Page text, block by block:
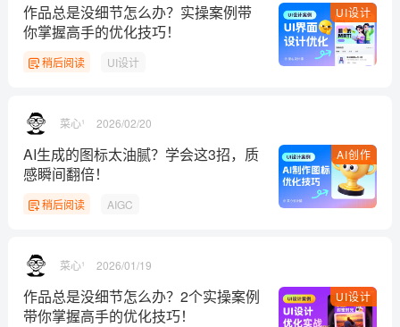
UI设计
作品总是没细节怎么办？实操案例带
你掌握高手的优化技巧！
稍后阅读 UI设计
菜心¹ 2026/02/20
AI创作
AI生成的图标太油腻？学会这3招，质
感瞬间翻倍！
稍后阅读 AIGC
菜心¹ 2026/01/19
UI设计
作品总是没细节怎么办？2个实操案例
带你掌握高手的优化技巧！